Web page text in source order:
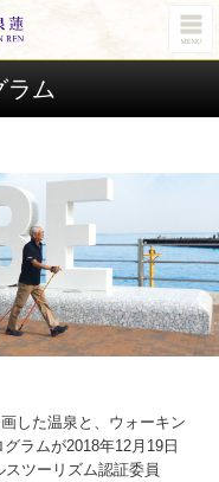
ラム
した温泉と、ウォーキン
ラムが2018年12月19日
ツーリズム認証委員